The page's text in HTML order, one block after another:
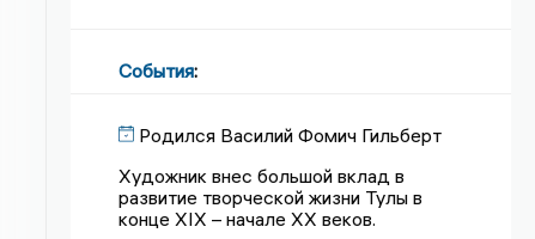
События:
Родился Василий Фомич Гильберт
Художник внес большой вклад в
развитие творческой жизни Тулы в
конце XIX – начале XX веков.